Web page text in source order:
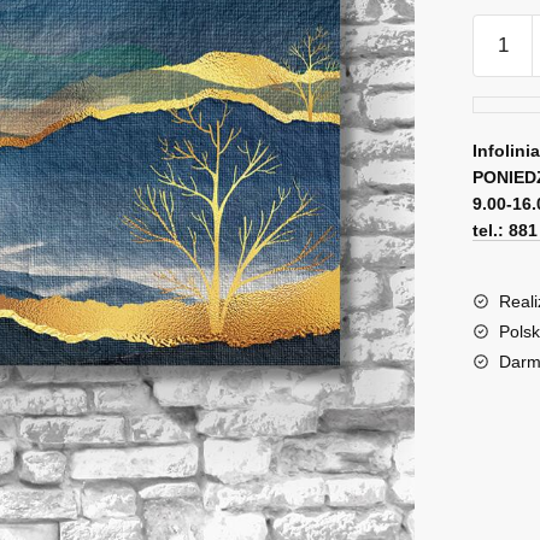
9.00-
tel.: 881